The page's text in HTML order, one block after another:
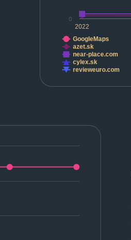
2022
0
GoogleMaps
azet.sk
near-place.com
cylex.sk
revieweuro.com